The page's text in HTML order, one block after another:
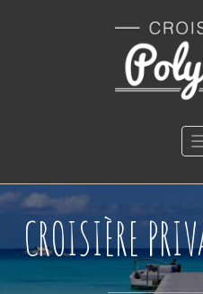
CROISIÈRE